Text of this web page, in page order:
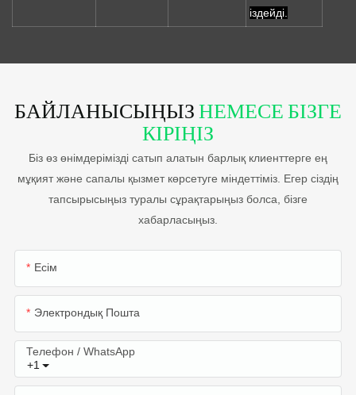
іздейді.
БАЙЛАНЫСЫҢЫЗНЕМЕСЕ БІЗГЕ
КІРІҢІЗ
Біз өз өнімдерімізді сатып алатын барлық клиенттерге ең
мұқият және сапалы қызмет көрсетуге міндеттіміз. Егер сіздің
тапсырысыңыз туралы сұрақтарыңыз болса, бізге
хабарласыңыз.
Есім
Электрондық Пошта
+1
Телефон / WhatsApp